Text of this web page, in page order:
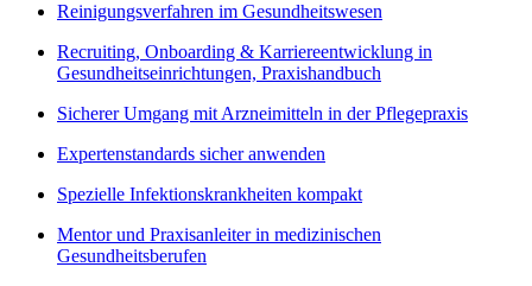
Reinigungsverfahren im Gesundheitswesen
Recruiting, Onboarding & Karriereentwicklung in
Gesundheitseinrichtungen, Praxishandbuch
Sicherer Umgang mit Arzneimitteln in der Pflegepraxis
Expertenstandards sicher anwenden
Spezielle Infektionskrankheiten kompakt
Mentor und Praxisanleiter in medizinischen
Gesundheitsberufen